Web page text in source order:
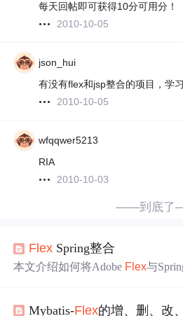
每天回帖即可获得10分可用分！
2010-10-05
json_hui
有没有flex和jsp整合的项目，学
2010-10-05
wfqqwer5213
RIA
2010-10-03
——到底
Flex Spring整合
本文介绍如何将Adobe Flex与
Mybatis-Flex的增、删、改、查